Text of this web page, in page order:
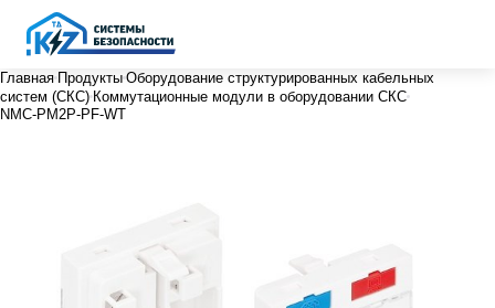
Главная Продукты Оборудование структурированных кабельных
систем (СКС) Коммутационные модули в оборудовании СКС
NMC-PM2P-PF-WT